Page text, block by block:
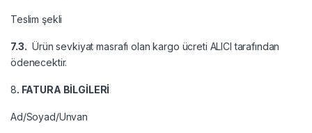
Teslim şekli
7.3. Ürün sevkiyat masrafı olan kargo ücreti ALICI tarafından
ödenecektir.
8. FATURA BİLGİLERİ
Ad/Soyad/Unvan